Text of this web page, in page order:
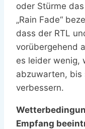
oder Stürme
„Rain Fade“
dass der RTL
vorübergehend
es leider wenig,
abzuwarten, bis
verbessern.
Empfang